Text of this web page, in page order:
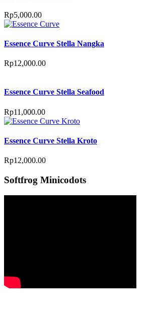
Rp5,000.00
Essence Curve Stella Nangka
Rp12,000.00
Essence Curve Stella Seafood
Rp11,000.00
Essence Curve Stella Kroto
Rp12,000.00
Softfrog Minicodots